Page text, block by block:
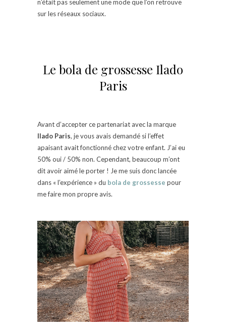
n’était pas seulement une mode que l’on retrouve
sur les réseaux sociaux.
Le bola de grossesse Ilado
Paris
Avant d’accepter ce partenariat avec la marque
Ilado Paris, je vous avais demandé si l’effet
apaisant avait fonctionné chez votre enfant. J’ai eu
50% oui / 50% non. Cependant, beaucoup m’ont
dit avoir aimé le porter ! Je me suis donc lancée
dans « l’expérience » du bola de grossesse pour
me faire mon propre avis.